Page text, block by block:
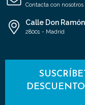
Contacta con nosotros
Calle Don
28001 - Madrid